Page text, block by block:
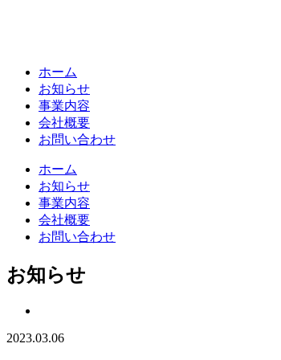
ホーム
お知らせ
事業内容
会社概要
お問い合わせ
ホーム
お知らせ
事業内容
会社概要
お問い合わせ
お知らせ
2023.03.06